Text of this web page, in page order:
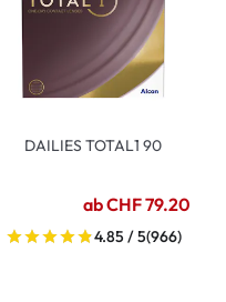
DAILIES TOTAL1 90
ab CHF 79.20
4.85 / 5(966)